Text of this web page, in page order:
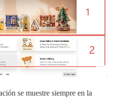
se muestre siempre en la